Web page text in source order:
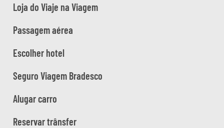
Loja do Viaje na Viagem
Passagem aérea
Escolher hotel
Seguro Viagem Bradesco
Alugar carro
Reservar trânsfer